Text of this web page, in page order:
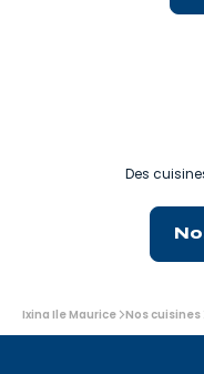
Des
Vous
êtes
Ixina Ile Maurice Nos cuisines